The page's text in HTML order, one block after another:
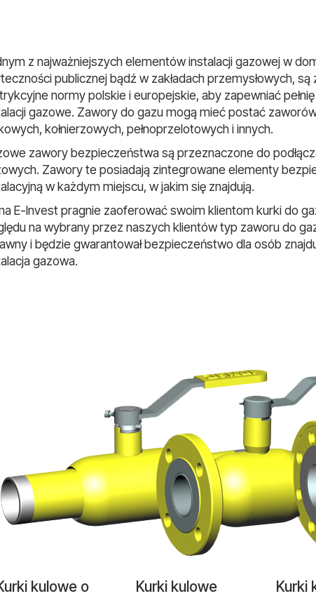
z najważniejszych elementów instalacji gazowej w
publicznej bądź w zakładach przemysłowych,
normy polskie i europejskie, aby zapewniać
gazowe. Zawory do gazu mogą mieć postać
kołnierzowych, pełnoprzelotowych i innych.
zawory bezpieczeństwa są przeznaczone do
Zawory te posiadają zintegrowane elementy
w każdym miejscu, w jakim się znajdują.
E-Invest pragnie zaoferować swoim klientom kurki do
na wybrany przez naszych klientów typ zaworu do
i będzie gwarantował bezpieczeństwo dla osób
gazowa.
kulowe o
Kurki kulowe
Kurki